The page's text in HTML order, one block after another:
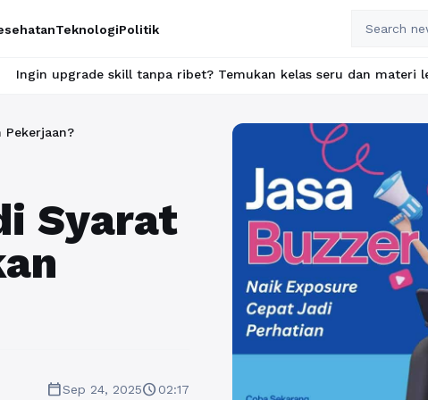
TeknologiPolitik
skill tanpa ribet? Temukan kelas seru dan materi lengkap hanya
Syarat
calendar_todaySep 24, 2025schedule02:17